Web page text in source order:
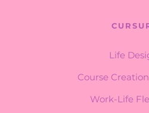
Life
Course
Work-Life